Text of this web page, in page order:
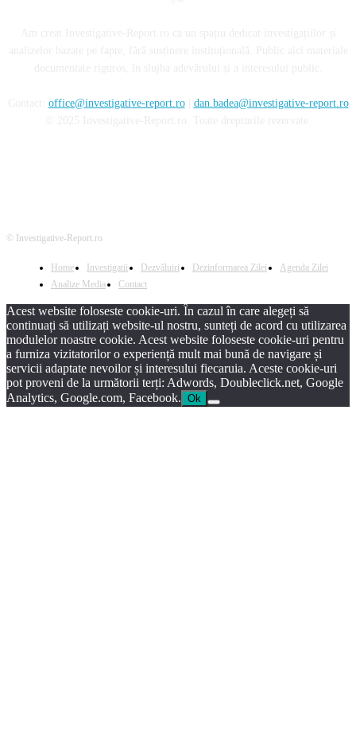
office@investigative-report.ro| dan.badea@investigative-report.ro
© Investigative-Report.ro
Home Investigatii Dezvăluiri Dezinformarea Zilei
Agenda Zilei
Analize Media
Contact
Acest website foloseste cookie-uri. În cazul în care alegeți să
continuați să utilizați website-ul nostru, sunteți de acord cu utilizarea
modulelor noastre cookie. Acest website foloseste cookie-uri pentru
a furniza vizitatorilor o experiență mult mai bună de navigare și
servicii adaptate nevoilor și interesului fiecaruia. Aceste cookie-uri
pot proveni de la următorii terți: Adwords, Doubleclick.net, Google
Analytics, Google.com, Facebook. Ok